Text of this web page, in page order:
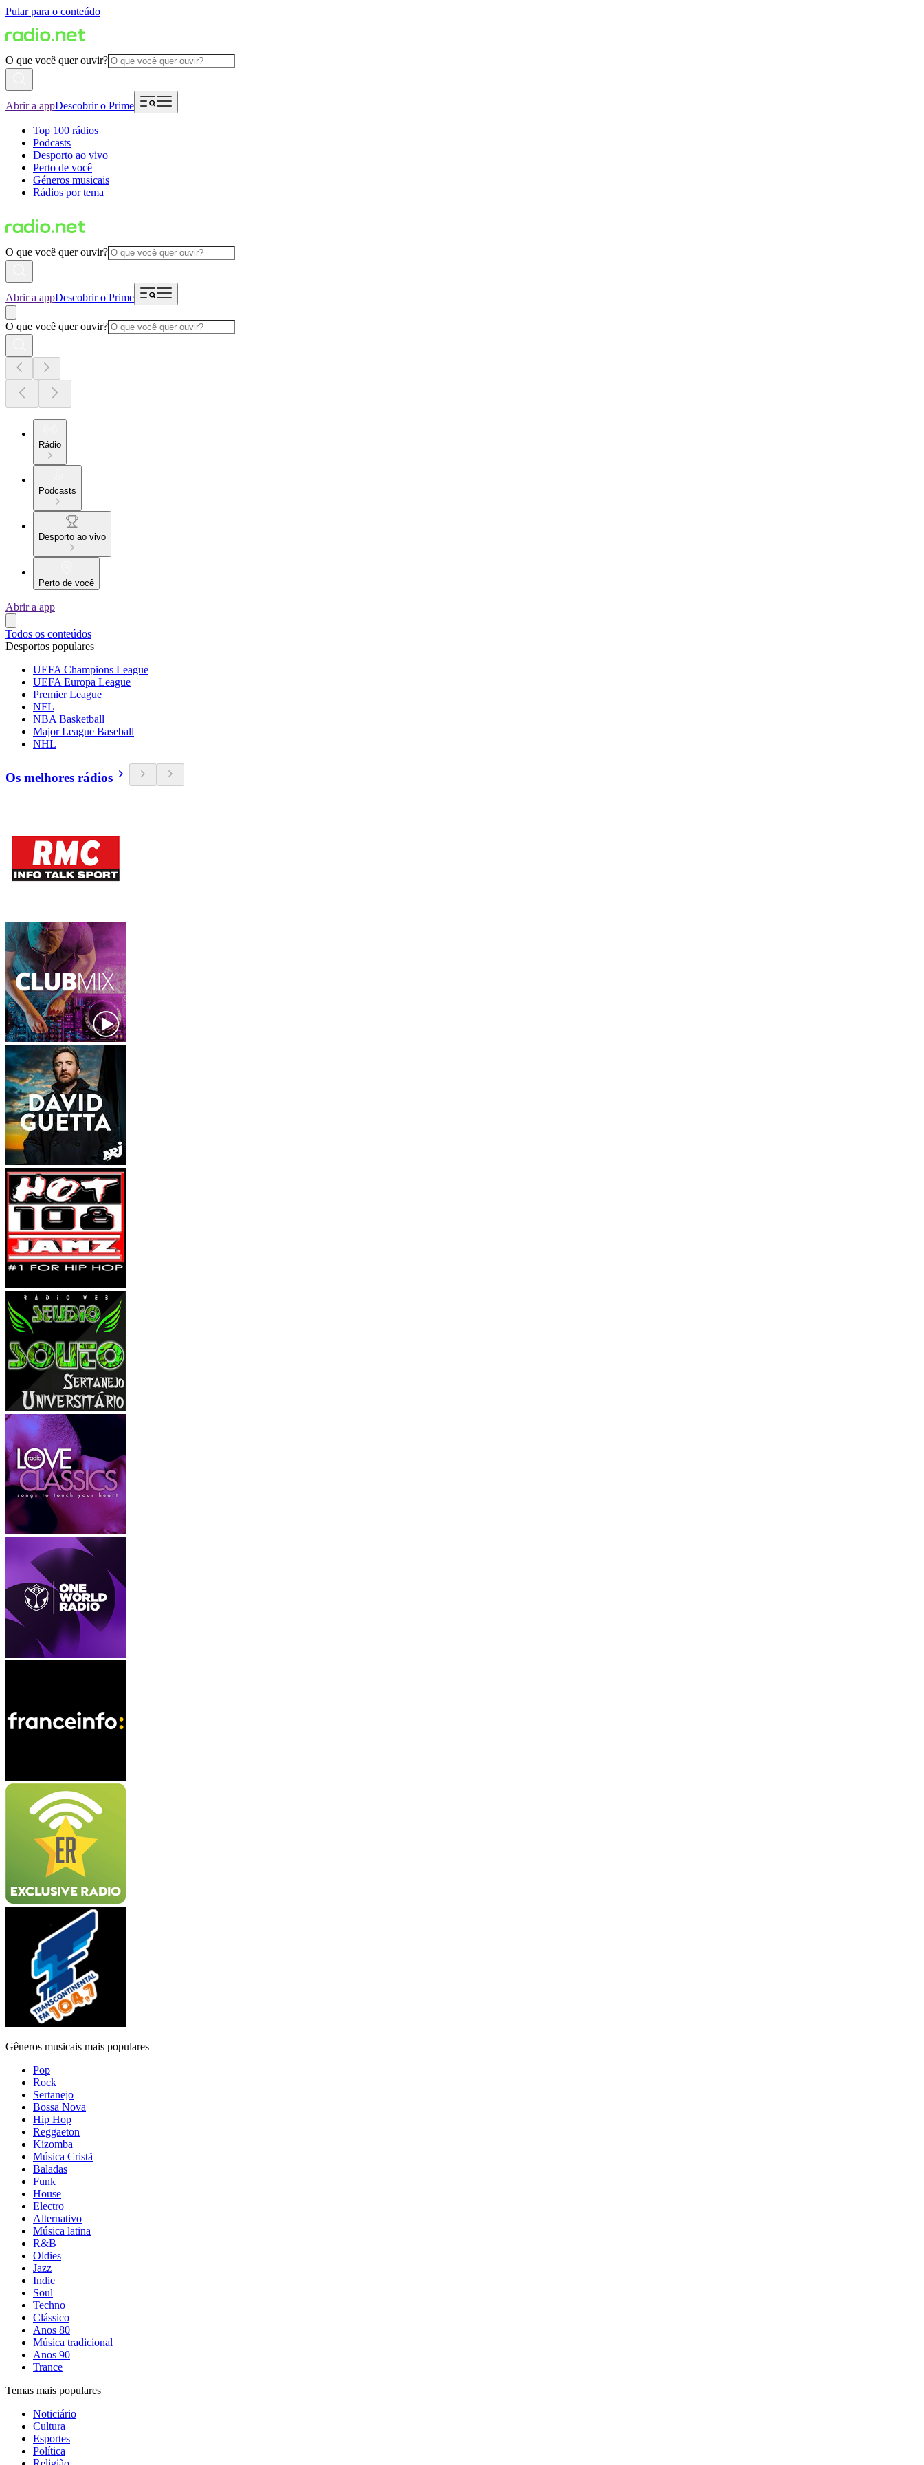
Pular para o conteúdo
O que você quer ouvir?
Abrir a appDescobrir o Prime
Top 100 rádios
Podcasts
Desporto ao vivo
Perto de você
Géneros musicais
Rádios por tema
O que você quer ouvir?
Abrir a appDescobrir o Prime
O que você quer ouvir?
Rádio
Podcasts
Desporto ao vivo
Perto de você
Abrir a app
Todos os conteúdos
Desportos populares
UEFA Champions League
UEFA Europa League
Premier League
NFL
NBA Basketball
Major League Baseball
NHL
Os melhores rádios
Gêneros musicais mais populares
Pop
Rock
Sertanejo
Bossa Nova
Hip Hop
Reggaeton
Kizomba
Música Cristã
Baladas
Funk
House
Electro
Alternativo
Música latina
R&B
Oldies
Jazz
Indie
Soul
Techno
Clássico
Anos 80
Música tradicional
Anos 90
Trance
Temas mais populares
Noticiário
Cultura
Esportes
Política